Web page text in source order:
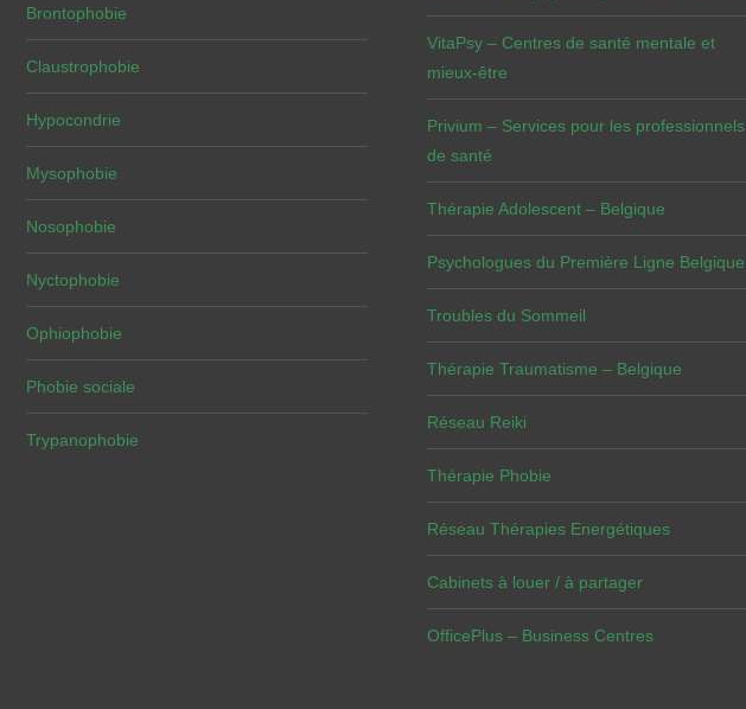
Brontophobie
Claustrophobie
Hypocondrie
Mysophobie
Nosophobie
Nyctophobie
Ophiophobie
Phobie sociale
Trypanophobie
VitaPsy – Centres de santé mentale et
mieux-être
Privium – Services pour les professionnels
de santé
Thérapie Adolescent – Belgique
Psychologues du Première Ligne Belgique
Troubles du Sommeil
Thérapie Traumatisme – Belgique
Réseau Reiki
Thérapie Phobie
Réseau Thérapies Energétiques
Cabinets à louer / à partager
OfficePlus – Business Centres